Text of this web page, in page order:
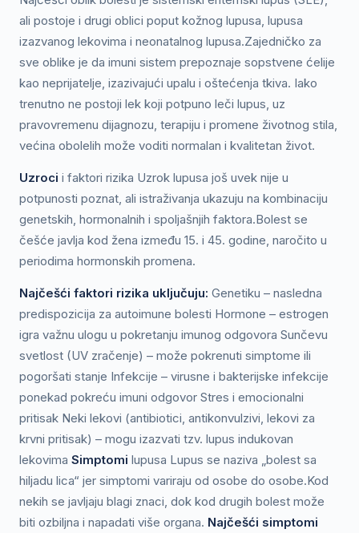
ali postoje i drugi oblici poput kožnog lupusa, lupusa
izazvanog lekovima i neonatalnog lupusa.Zajedničko za
sve oblike je da imuni sistem prepoznaje sopstvene ćelije
kao neprijatelje, izazivajući upalu i oštećenja tkiva. Iako
trenutno ne postoji lek koji potpuno leči lupus, uz
pravovremenu dijagnozu, terapiju i promene životnog stila,
većina obolelih može voditi normalan i kvalitetan život.
Uzroci i faktori rizika Uzrok lupusa još uvek nije u
potpunosti poznat, ali istraživanja ukazuju na kombinaciju
genetskih, hormonalnih i spoljašnjih faktora.Bolest se
češće javlja kod žena između 15. i 45. godine, naročito u
periodima hormonskih promena.
Najčešći faktori rizika uključuju: Genetiku – nasledna
predispozicija za autoimune bolesti Hormone – estrogen
igra važnu ulogu u pokretanju imunog odgovora Sunčevu
svetlost (UV zračenje) – može pokrenuti simptome ili
pogoršati stanje Infekcije – virusne i bakterijske infekcije
ponekad pokreću imuni odgovor Stres i emocionalni
pritisak Neki lekovi (antibiotici, antikonvulzivi, lekovi za
krvni pritisak) – mogu izazvati tzv. lupus indukovan
lekovima Simptomi lupusa Lupus se naziva „bolest sa
hiljadu lica“ jer simptomi variraju od osobe do osobe.Kod
nekih se javljaju blagi znaci, dok kod drugih bolest može
biti ozbiljna i napadati više organa. Najčešći simptomi